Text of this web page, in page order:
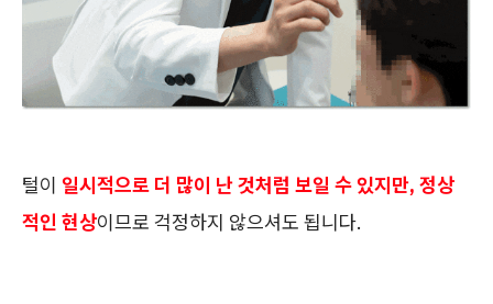
털이 일시적으로 더 많이 난 것처럼 보일 수 있지만, 정상
적인 현상이므로 걱정하지 않으셔도 됩니다.